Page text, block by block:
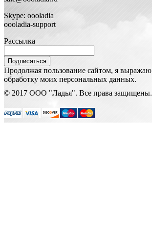
Skype: oooladia
oooladia-support
Рассылка
Подписаться
Продолжая пользование сайтом, я выражаю
обработку моих персональных данных.
© 2017 ООО "Ладья". Все права защищены.